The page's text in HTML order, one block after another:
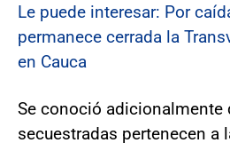
Le puede interesar: Por
permanece cerrada la
en Cauca
Se conoció adicionalmente
secuestradas pertenecen a